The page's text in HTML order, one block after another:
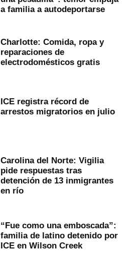
a familia a autodeportarse
Charlotte: Comida, ropa y
reparaciones de
electrodomésticos gratis
ICE registra récord de
arrestos migratorios en julio
Carolina del Norte: Vigilia
pide respuestas tras
detención de 13 inmigrantes
en río
“Fue como una emboscada”:
familia de latino detenido por
ICE en Wilson Creek